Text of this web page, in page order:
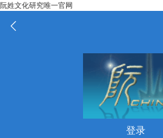
阮姓文化研究唯一官网
登录